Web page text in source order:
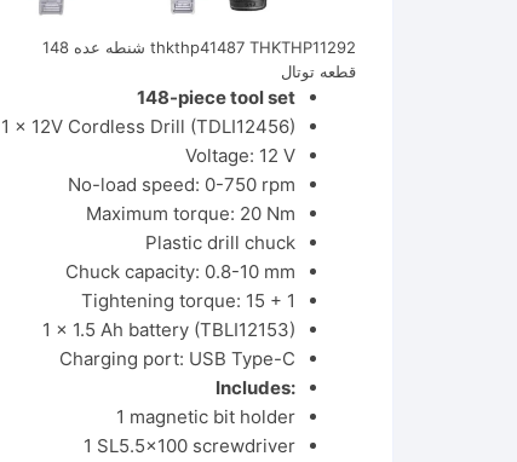
thkthp41487 THKTHP11292 شنطه عده 148
قطعه توتال
148-piece tool set
1 x 12V Cordless Drill (TDLI12456)
Voltage: 12 V
No-load speed: 0-750 rpm
Maximum torque: 20 Nm
Plastic drill chuck
Chuck capacity: 0.8-10 mm
Tightening torque: 15 + 1
1 x 1.5 Ah battery (TBLI12153)
Charging port: USB Type-C
Includes:
1 magnetic bit holder
1 SL5.5×100 screwdriver